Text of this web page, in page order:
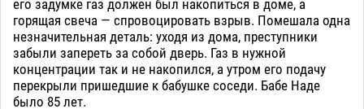
его задумке газ должен был накопиться в доме, а
горящая свеча — спровоцировать взрыв. Помешала одна
незначительная деталь: уходя из дома, преступники
забыли запереть за собой дверь. Газ в нужной
концентрации так и не накопился, а утром его подачу
перекрыли пришедшие к бабушке соседи. Бабе Наде
было 85 лет.